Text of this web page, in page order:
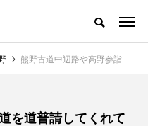
熊野古道中辺路や高野参詣道を道普請してくれている皆様
を道普請してくれて